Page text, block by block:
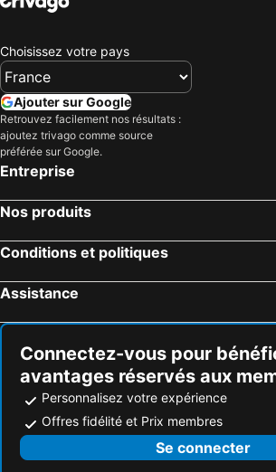
Ocean Grove, Victoria Hôtels
Rosebud, Victoria Hôtels
Sydney,
Brisbane, Queensland Hôtels
Surfers Paradise, Queensland Hôtels
Canberra, Australian Capital Territory Hôtels
Port Douglas, Queensland Hôtels
Choisissez votre pays
Ajouter sur Google
Retrouvez facilement nos résultats :
ajoutez trivago comme source
préférée sur Google.
Entreprise
Nos produits
Conditions et politiques
Assistance
Connectez-vous pour
avantages réservés aux
Personnalisez votre expérience
Offres fidélité et Prix membres
Se connecter